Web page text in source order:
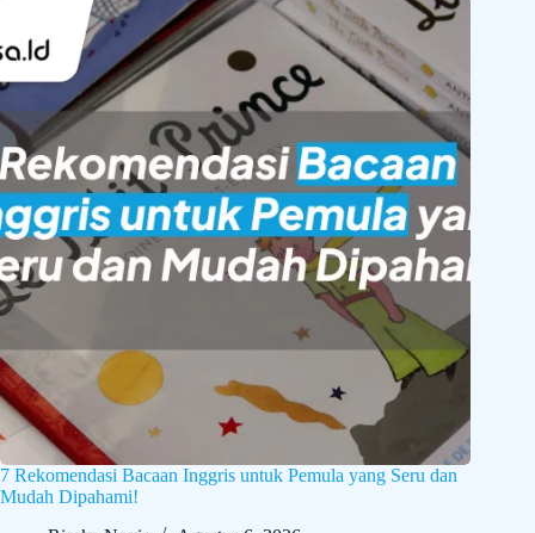
7 Rekomendasi Bacaan Inggris untuk Pemula yang Seru dan
Mudah Dipahami!